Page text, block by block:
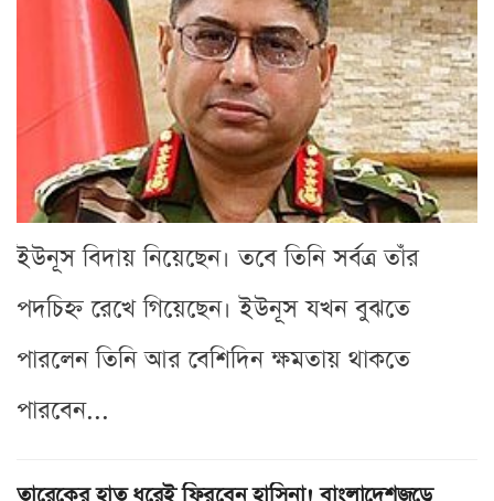
ইউনূস বিদায় নিয়েছেন। তবে তিনি সর্বত্র তাঁর
পদচিহ্ন রেখে গিয়েছেন। ইউনূস যখন বুঝতে
পারলেন তিনি আর বেশিদিন ক্ষমতায় থাকতে
পারবেন...